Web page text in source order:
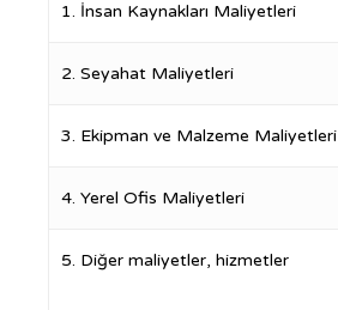
1. İnsan Kaynakları Maliyetleri
2. Seyahat Maliyetleri
3. Ekipman ve Malzeme Maliyetleri
4. Yerel Ofis Maliyetleri
5. Diğer maliyetler, hizmetler